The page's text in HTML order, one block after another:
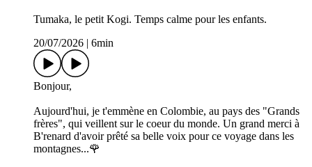
Tumaka, le petit Kogi. Temps calme pour les enfants.
20/07/2026
6min
Bonjour,
Aujourd'hui, je t'emmène en Colombie, au pays des "Grands
frères", qui veillent sur le coeur du monde. Un grand merci à
B'renard d'avoir prêté sa belle voix pour ce voyage dans les
montagnes...🌹